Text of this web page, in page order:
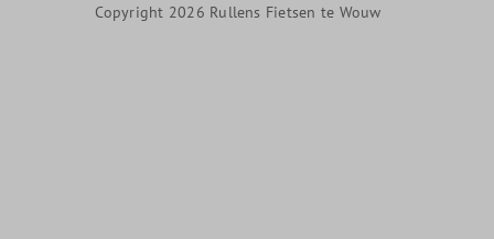
Copyright 2026 Rullens Fietsen te Wouw